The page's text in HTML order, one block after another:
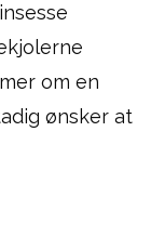
om en
ønsker at